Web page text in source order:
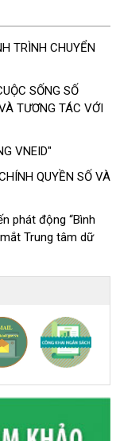
TRÌNH CHUYỂN
SỐNG SỐ
TƯƠNG TÁC VỚI
VNEID"
QUYỀN SỐ VÀ
phát động “Bình
Trung tâm dữ